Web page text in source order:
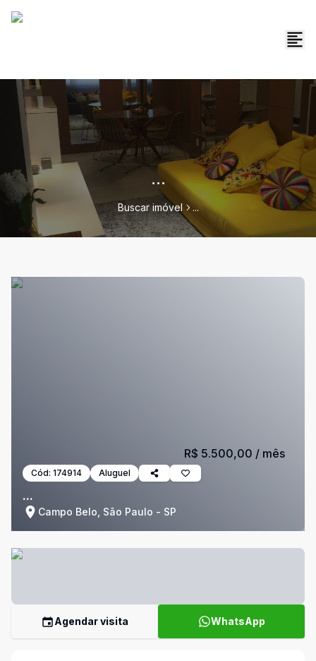
...
Buscar imóvel ...
Cód: 174914 Aluguel
...
Campo Belo, São Paulo - SP
R$ 5.500,00 / mês
Agendar visita WhatsApp